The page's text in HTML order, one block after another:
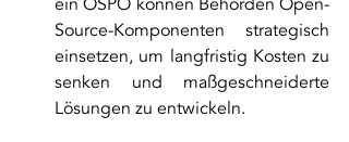
Source-Komponenten strategisch
einsetzen, um langfristig Kosten zu
senken und maßgeschneiderte
Lösungen zu entwickeln.